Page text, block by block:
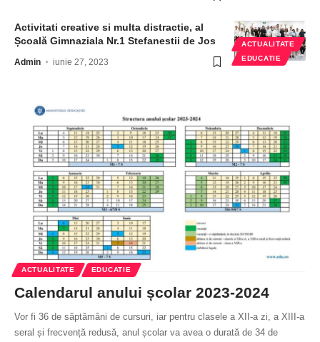
ACTUALITATE
EDUCATIE
Activitati creative si multa distractie, al
Școală Gimnaziala Nr.1 Stefanestii de Jos
Admin iunie 27, 2023
ACTUALITATE EDUCATIE
Calendarul anului școlar 2023-2024
Vor fi 36 de săptămâni de cursuri, iar pentru clasele a XII-a zi, a XIII-a
seral și frecvență redusă, anul școlar va avea o durată de 34 de